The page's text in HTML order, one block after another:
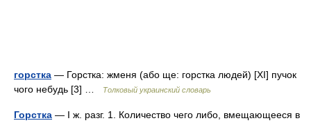
горстка — Горстка: жменя (або ще: горстка людей) [XI] пучок
чого небудь [3] …
Толковый украинский словарь
Горстка — I ж. разг. 1. Количество чего либо, вмещающееся в